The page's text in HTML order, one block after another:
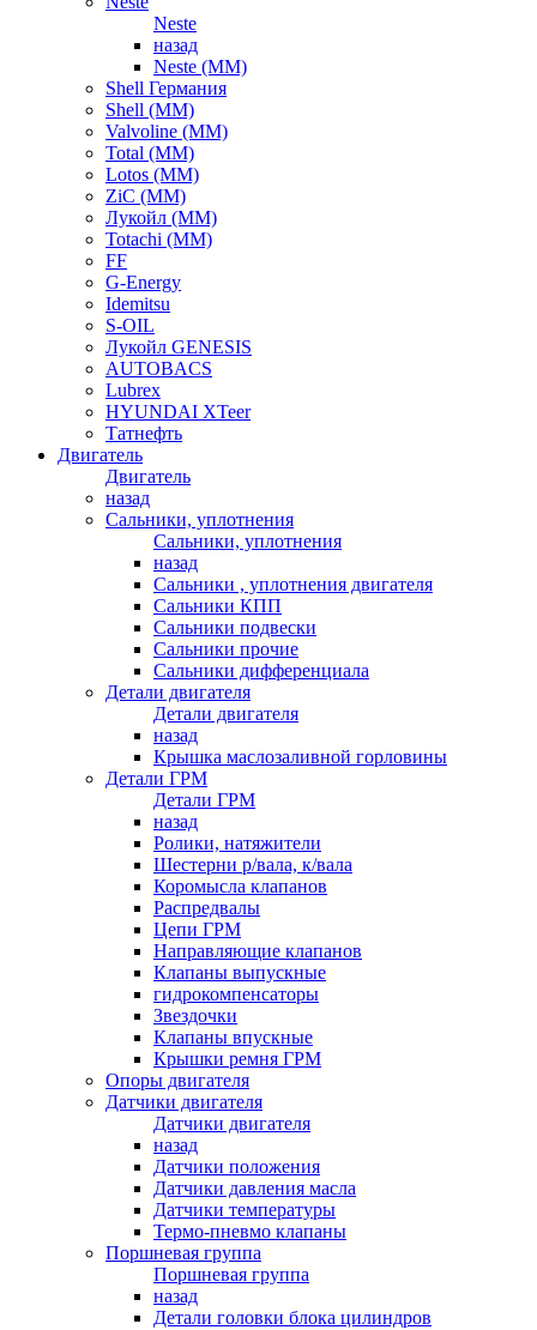
Neste
назад
Neste (ММ)
Shell Германия
Shell (ММ)
Valvoline (ММ)
Total (ММ)
Lotos (ММ)
ZiC (ММ)
Лукойл (ММ)
Totachi (MM)
FF
G-Energy
Idemitsu
S-OIL
Лукойл GENESIS
AUTOBACS
Lubrex
HYUNDAI XTeer
Татнефть
Двигатель
Двигатель
назад
Сальники, уплотнения
Сальники, уплотнения
назад
Сальники , уплотнения двигателя
Сальники КПП
Сальники подвески
Сальники прочие
Сальники дифференциала
Детали двигателя
Детали двигателя
назад
Крышка маслозаливной горловины
Детали ГРМ
Детали ГРМ
назад
Ролики, натяжители
Шестерни р/вала, к/вала
Коромысла клапанов
Распредвалы
Цепи ГРМ
Направляющие клапанов
Клапаны выпускные
гидрокомпенсаторы
Звездочки
Клапаны впускные
Крышки ремня ГРМ
Опоры двигателя
Датчики двигателя
Датчики двигателя
назад
Датчики положения
Датчики давления масла
Датчики температуры
Термо-пневмо клапаны
Поршневая группа
Поршневая группа
назад
Детали головки блока цилиндров